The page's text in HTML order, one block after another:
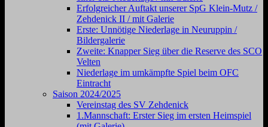
Erfolgreicher Auftakt unserer SpG Klein-Mutz /
Zehdenick II / mit Galerie
Erste: Unnötige Niederlage in Neuruppin /
Bildergalerie
Zweite: Knapper Sieg über die Reserve des SCO
Velten
Niederlage im umkämpfte Spiel beim OFC
Eintracht
Saison 2024/2025
Vereinstag des SV Zehdenick
1.Mannschaft: Erster Sieg im ersten Heimspiel